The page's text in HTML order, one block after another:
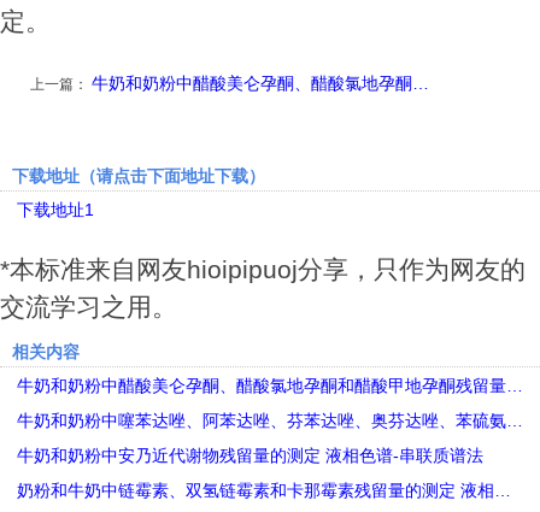
定。
上一篇： 牛奶和奶粉中醋酸美仑孕酮、醋酸氯地孕酮…
下载地址（请点击下面地址下载）
下载地址1
*本标准来自网友hioipipuoj分享，只作为网友的
交流学习之用。
相关内容
牛奶和奶粉中醋酸美仑孕酮、醋酸氯地孕酮和醋酸甲地孕酮残留量…
牛奶和奶粉中噻苯达唑、阿苯达唑、芬苯达唑、奥芬达唑、苯硫氨…
牛奶和奶粉中安乃近代谢物残留量的测定 液相色谱-串联质谱法
奶粉和牛奶中链霉素、双氢链霉素和卡那霉素残留量的测定 液相…